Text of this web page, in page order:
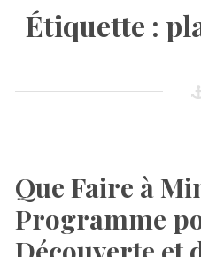
Étiquette :
Que Faire à
Programme